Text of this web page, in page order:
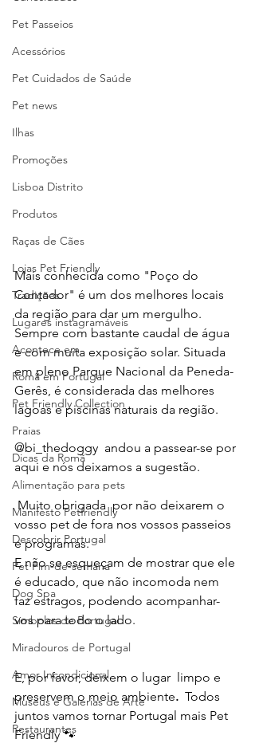
Pet Passeios
Acessórios
Pet Cuidados de Saúde
Pet news
Ilhas
Promoções
Lisboa Distrito
Produtos
Raças de Cães
Lojas Pet Friendly
Tradições
Lugares instagramáveis
Acontece em
Romã em Portugal
Pet Friendly Collection
Praias
Dicas da Romã
Alimentação para pets
Manifesto Petfriendly
Descobrir Portugal
Pet Fim-de-semana
Dog Spa
Símbolos de Portugal
Miradouros de Portugal
Amor Incondicional
Museus e Galerias de Arte
Restaurantes
Mais conhecida como "Poço do
Contador" é um dos melhores locais
da região para dar um mergulho.
Sempre com bastante caudal de água
e com muita exposição solar. Situada
em pleno Parque Nacional da Peneda-
Gerês, é considerada das melhores
lagoas e piscinas naturais da região.
@bi_thedoggy  andou a passear-se por
aqui e nós deixamos a sugestão.
Muito obrigada  por não deixarem o
vosso pet de fora nos vossos passeios
e programas.
E não se esqueçam de mostrar que ele
é educado, que não incomoda nem
faz estragos, podendo acompanhar-
vos para todo o lado.
E, por favor, deixem o lugar  limpo e
preservem o meio ambiente. Todos
juntos vamos tornar Portugal mais Pet
Friendly 🐾